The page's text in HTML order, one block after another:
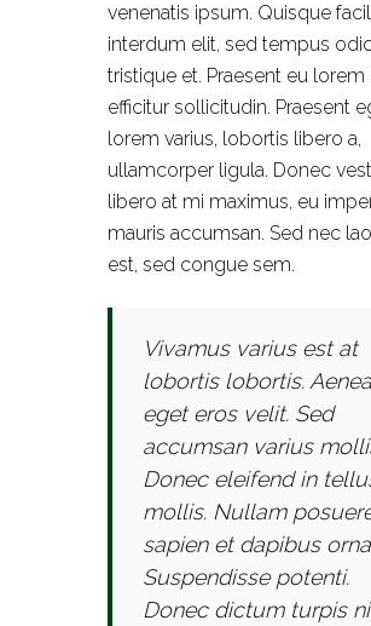
venenatis ipsum. Quisque
interdum elit, sed tempus
tristique et. Praesent eu lorem
efficitur sollicitudin. Praesent
lorem varius, lobortis libero a,
ullamcorper ligula. Donec
libero at mi maximus, eu
mauris accumsan. Sed nec
est, sed congue sem.
Vivamus varius est at
lobortis lobortis.
eget eros velit. Sed
accumsan varius
Donec eleifend in
mollis. Nullam
sapien et dapibus
Suspendisse potenti.
Donec dictum turpis